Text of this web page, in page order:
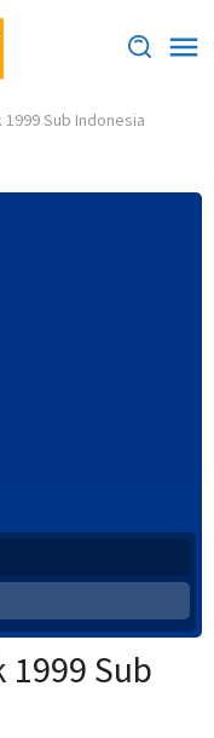
Sub Indonesia
Sub